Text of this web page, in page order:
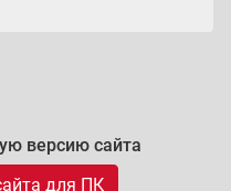
версию сайта
для ПК